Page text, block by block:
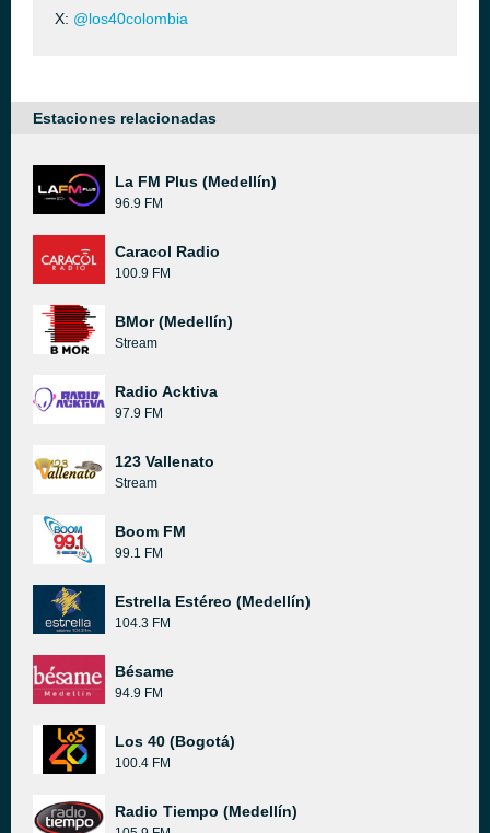
X: @los40colombia
Estaciones relacionadas
La FM Plus (Medellín)
96.9 FM
Caracol Radio
100.9 FM
BMor (Medellín)
Stream
Radio Acktiva
97.9 FM
123 Vallenato
Stream
Boom FM
99.1 FM
Estrella Estéreo (Medellín)
104.3 FM
Bésame
94.9 FM
Los 40 (Bogotá)
100.4 FM
Radio Tiempo (Medellín)